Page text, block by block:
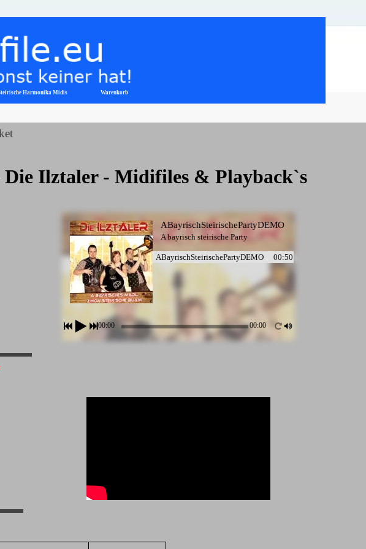
Harmonika Midis ▼
Warenkorb
Ilztaler - Midifiles & Playback`s
ABayrischSteirischePartyDEMO
A bayrisch steirische Party
ABayrischSteirischePartyDEMO 00:50
00:00 00:00